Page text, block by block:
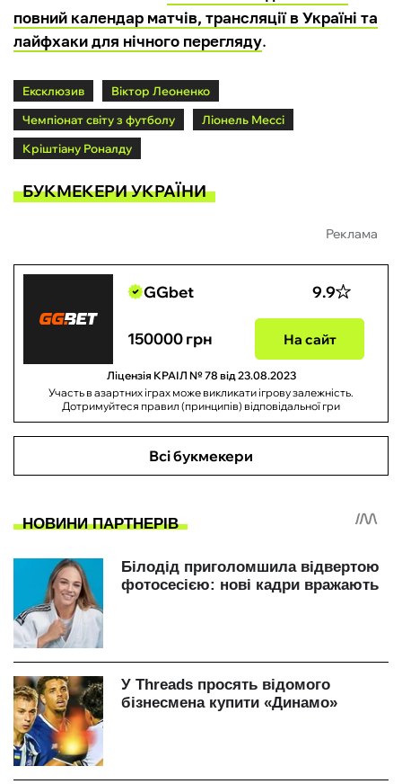
повний календар матчів, трансляції в Україні та
лайфхаки для нічного перегляду.
Ексклюзив
Віктор Леоненко
Чемпіонат світу з футболу
Ліонель Мессі
Кріштіану Роналду
БУКМЕКЕРИ УКРАЇНИ
Реклама
GGbet 9.9
150000 грн На сайт
Ліцензія КРАІЛ № 78 від 23.08.2023
Участь в азартних іграх може викликати ігрову залежність.
Дотримуйтеся правил (принципів) відповідальної гри
Всі букмекери